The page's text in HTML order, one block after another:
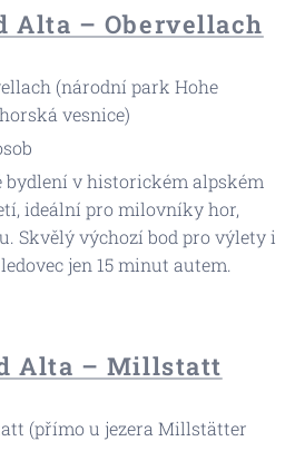
Alta – Obervellach
(národní park Hohe
vesnice)
bydlení v historickém alpském
ideální pro milovníky hor,
Skvělý výchozí bod pro výlety i
jen 15 minut autem.
Alta – Millstatt
(přímo u jezera Millstätter